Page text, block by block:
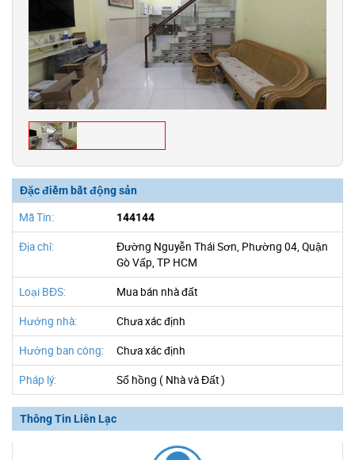
Đặc điểm bất động sản
Mã Tin: 144144
Địa chỉ:
Đường Nguyễn Thái Sơn, Phường 04, Quận
Gò Vấp, TP HCM
Loại BĐS: Mua bán nhà đất
Hướng nhà: Chưa xác định
Hướng ban công: Chưa xác định
Pháp lý: Sổ hồng ( Nhà và Đất )
Thông Tin Liên Lạc